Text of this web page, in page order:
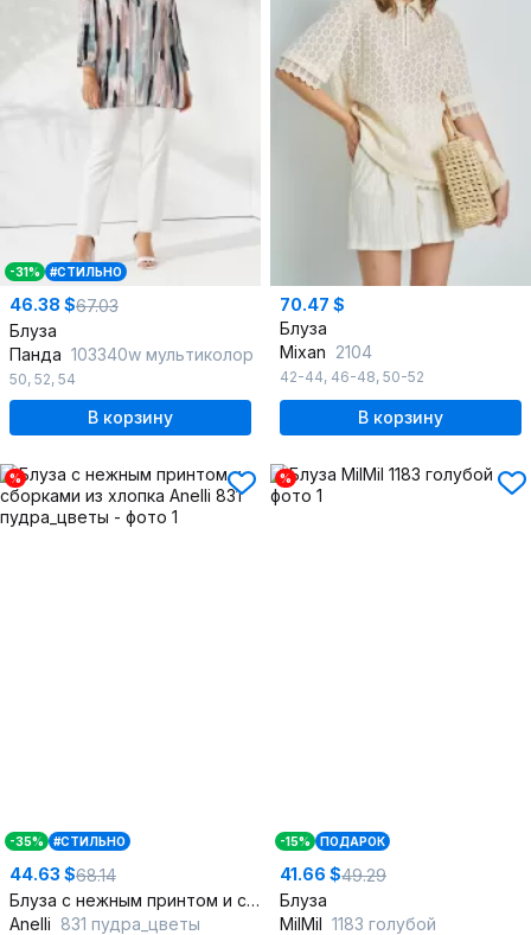
-31% #СТИЛЬНО
46.38 $67.03
Блуза
Панда 103340w мультиколор
50, 52, 54
В корзину
70.47 $
Блуза
Mixan 2104
42-44, 46-48, 50-52
В корзину
%
-35% #СТИЛЬНО
44.63 $68.14
Блуза с нежным принтом и сборками из хлопка
Anelli 831 пудра_цветы
%
-15% ПОДАРОК
41.66 $49.29
Блуза
MilMil 1183 голубой